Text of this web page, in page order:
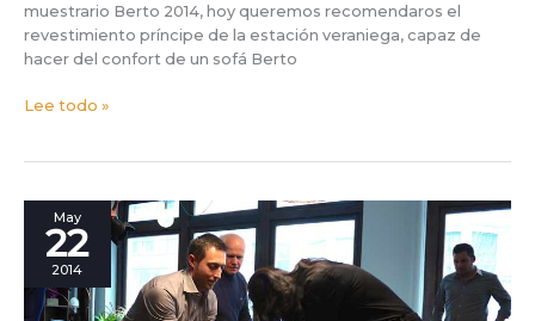
muestrario Berto 2014, hoy queremos recomendaros el
revestimiento príncipe de la estación veraniega, capaz de
hacer del confort de un sofá Berto
Lee todo »
May
22
2014
#sofa4manhattan: